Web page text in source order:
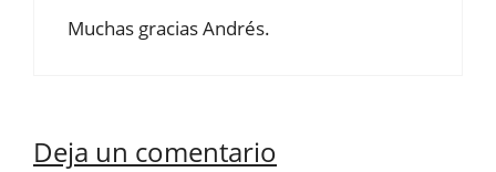
Muchas gracias Andrés.
Deja un comentario